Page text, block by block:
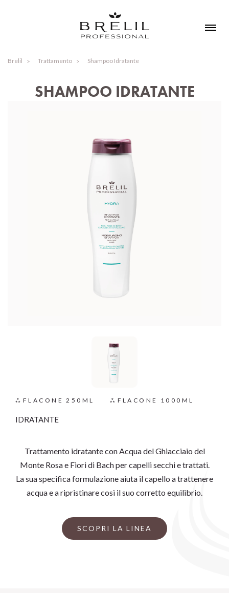
Brelil Trattamento Shampoo Idratante
SHAMPOO IDRATANTE
FLACONE 250ML FLACONE 1000ML
IDRATANTE
Trattamento idratante con Acqua del Ghiacciaio del
Monte Rosa e Fiori di Bach per capelli secchi e trattati.
La sua specifica formulazione aiuta il capello a trattenere
acqua e a ripristinare così il suo corretto equilibrio.
SCOPRI LA LINEA